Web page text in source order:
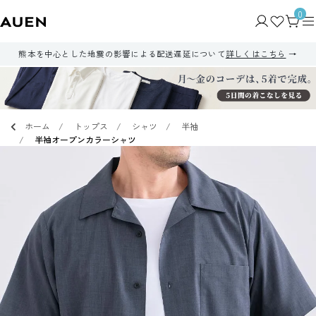
0
熊本を中心とした地震の影響による配送遅延について詳しくはこちら
ホーム トップス シャツ
半袖
半袖オープンカラーシャツ